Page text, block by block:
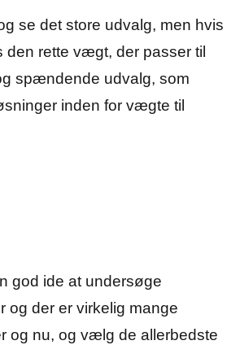
se det store udvalg, men hvis
rette vægt, der passer til
spændende udvalg, som
inden for vægte til
god ide at undersøge
og der er virkelig mange
og nu, og vælg de allerbedste